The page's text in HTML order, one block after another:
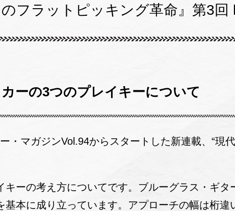
フラットピッキング革命』第3回
ーの3つのプレイキーについて
・マガジンVol.94からスタートした新連載、“現
キーの考え方についてです。ブルーグラス・ギタ
基本に成り立っています。アプローチの幅は桁違